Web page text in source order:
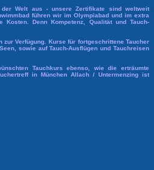
der Welt aus - unsere Zertifikate sind weltweit
führen wir im Olympiabad und im extra
Denn Kompetenz, Qualität und Tauch-
zur Verfügung. Kurse für fortgeschrittene Taucher
sowie auf Tauch-Ausflügen und Tauchreisen
Tauchkurs ebenso, wie die erträumte
in München Allach / Untermenzing ist